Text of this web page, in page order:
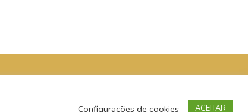
Todos os direitos reservados - 2017
Configurações de cookies ACEITAR